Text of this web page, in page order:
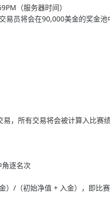
（服务器时间）
员将会在90,000美金的奖金
，所有交易将会被计算入比赛
逐名次
）/（初始净值 + 入金），即比